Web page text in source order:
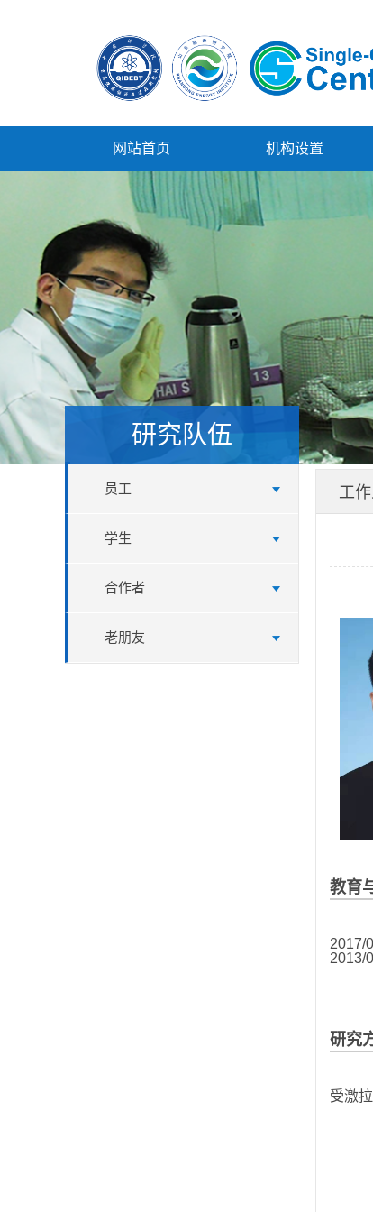
网站首页 机构设置
研究队伍
员工
学生
合作者
老朋友
工
教育
2017/
2013/
研究
受激